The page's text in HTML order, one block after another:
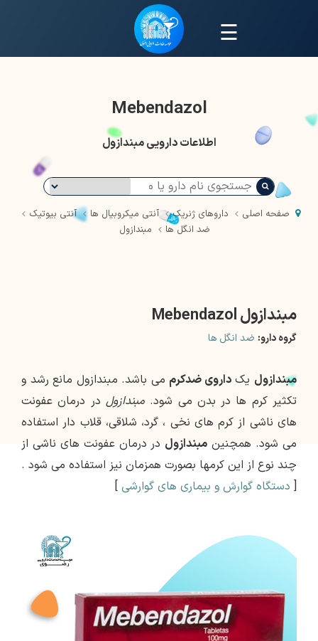
☰
Mebendazol
اطلاعات دارویی مبندازول
صفحه اصلی داروهای ژنریک آنتی میکروبیال ها
آنتی بیوتیک
ضد انگل ها
مبندازول
مبندازول Mebendazol
گروه دارو: ضد انگل ها
مبندازول یکداروی ضدکرم می باشد. مبندازول مانع رشد و
تکثیر کرم ها در بدن می شود.مبندازول در درمان عفونت
های ناشی از کرم های نخی ، گرد، شلاقی، قلاب دار استفاده
می شود. همچنین مبندازول در درمان عفونت های ناشی از
چند نوع از این کرمها بصورت همزمان نیز استفاده می شود .
[ دستگاه گوارش و بیماری های گوارشی ]